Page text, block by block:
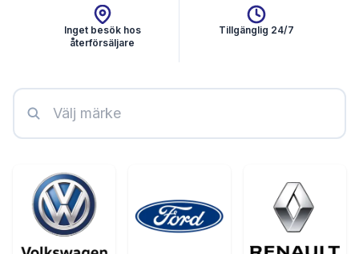
Inget besök hos
återförsäljare
Tillgänglig 24/7